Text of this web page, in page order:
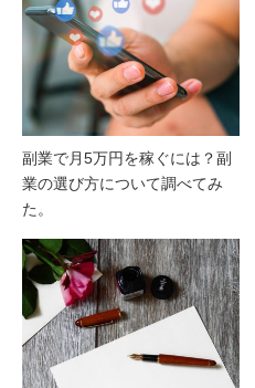
副業で月5万円を稼ぐには？副
業の選び方について調べてみ
た。